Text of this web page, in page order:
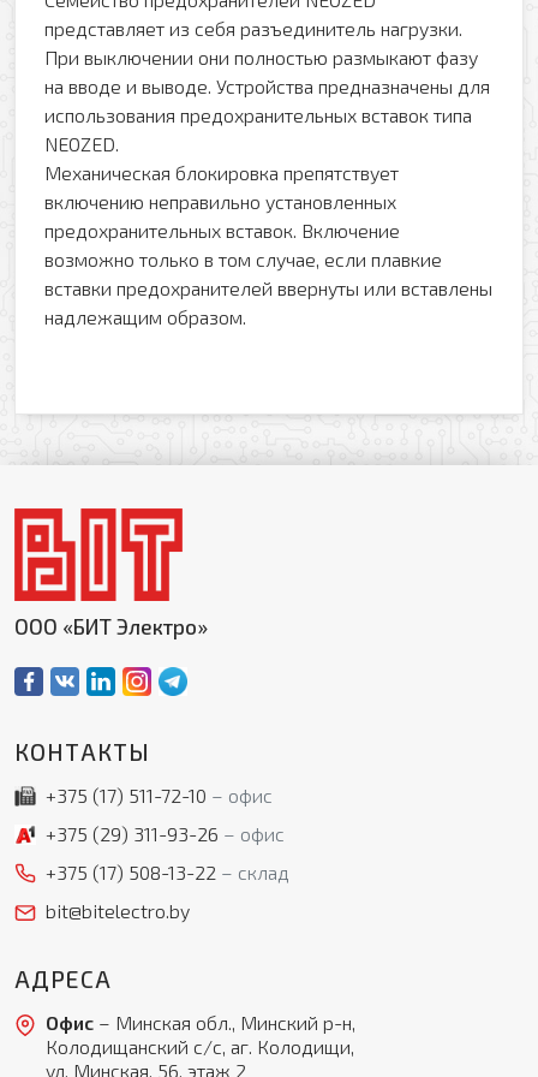
представляет из себя разъединитель нагрузки.
При выключении они полностью размыкают фазу
на вводе и выводе. Устройства предназначены для
использования предохранительных вставок типа
NEOZED.
Механическая блокировка препятствует
включению неправильно установленных
предохранительных вставок. Включение
возможно только в том случае, если плавкие
вставки предохранителей ввернуты или вставлены
надлежащим образом.
ООО «БИТ Электро»
КОНТАКТЫ
+375 (17) 511-72-10
офис
+375 (29) 311-93-26
офис
+375 (17) 508-13-22
склад
bit@bitelectro.by
АДРЕСА
Офис– Минская обл., Минский р-н,
Колодищанский с/с, аг. Колодищи,
ул. Минская, 56, этаж 2